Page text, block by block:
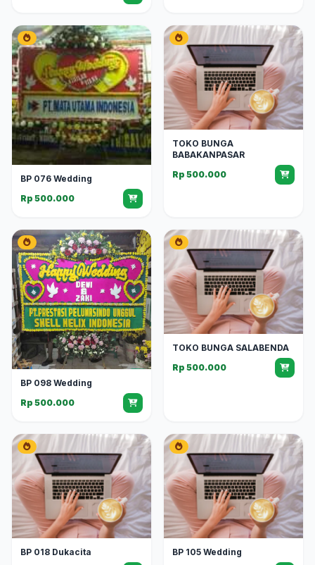
BP 076 Wedding
Rp 500.000
TOKO BUNGA
BABAKANPASAR
Rp 500.000
BP 098 Wedding
Rp 500.000
TOKO BUNGA SALABENDA
Rp 500.000
BP 018 Dukacita
BP 105 Wedding